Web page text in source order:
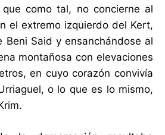
como tal, no concierne al
el extremo izquierdo del Kert,
Beni Said y ensanchándose al
montañosa con elevaciones
en cuyo corazón convivía
o lo que es lo mismo,